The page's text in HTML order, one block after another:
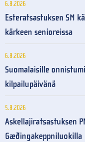
6.8.2026
Esteratsastuksen SM
kärkeen senioreissa
6.8.2026
Suomalaisille
kilpailupäivänä
5.8.2026
Askellajiratsastuksen
Gæðingakeppniluokilla